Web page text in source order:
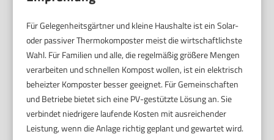
Für Gelegenheitsgärtner und kleine Haushalte ist ein Solar-
oder passiver Thermokomposter meist die wirtschaftlichste
Wahl. Für Familien und alle, die regelmäßig größere Mengen
verarbeiten und schnellen Kompost wollen, ist ein elektrisch
beheizter Komposter besser geeignet. Für Gemeinschaften
und Betriebe bietet sich eine PV-gestützte Lösung an. Sie
verbindet niedrigere laufende Kosten mit ausreichender
Leistung, wenn die Anlage richtig geplant und gewartet wird.